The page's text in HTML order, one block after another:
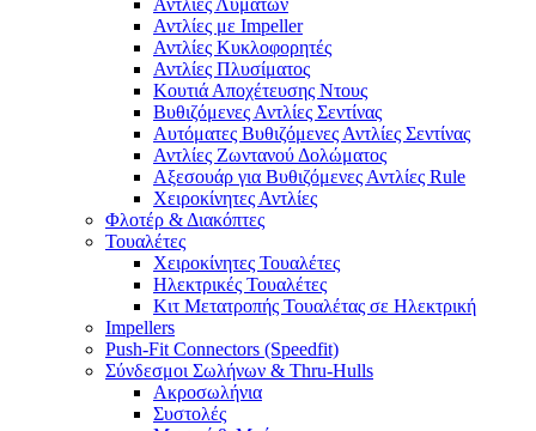
Αντλίες Λυμάτων
Αντλίες με Impeller
Αντλίες Κυκλοφορητές
Αντλίες Πλυσίματος
Κουτιά Αποχέτευσης Ντους
Βυθιζόμενες Αντλίες Σεντίνας
Αυτόματες Βυθιζόμενες Αντλίες Σεντίνας
Αντλίες Ζωντανού Δολώματος
Αξεσουάρ για Βυθιζόμενες Αντλίες Rule
Χειροκίνητες Αντλίες
Φλοτέρ & Διακόπτες
Τουαλέτες
Χειροκίνητες Τουαλέτες
Ηλεκτρικές Τουαλέτες
Κιτ Μετατροπής Τουαλέτας σε Ηλεκτρική
Impellers
Push-Fit Connectors (Speedfit)
Σύνδεσμοι Σωλήνων & Thru-Hulls
Ακροσωλήνια
Συστολές